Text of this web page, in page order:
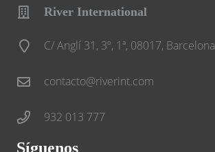
River International
C/ Anglí 31, 3º, 1ª, 08017, Barcelona
contacto@riverint.com
932 013 777
Síguenos